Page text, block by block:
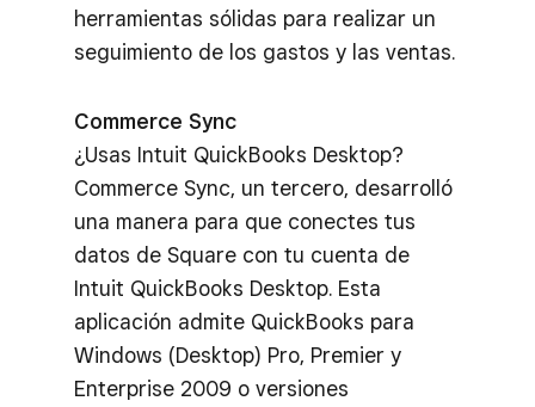
herramientas sólidas para realizar un
seguimiento de los gastos y las ventas.
Commerce Sync
¿Usas Intuit QuickBooks Desktop?
Commerce Sync, un tercero, desarrolló
una manera para que conectes tus
datos de Square con tu cuenta de
Intuit QuickBooks Desktop. Esta
aplicación admite QuickBooks para
Windows (Desktop) Pro, Premier y
Enterprise 2009 o versiones